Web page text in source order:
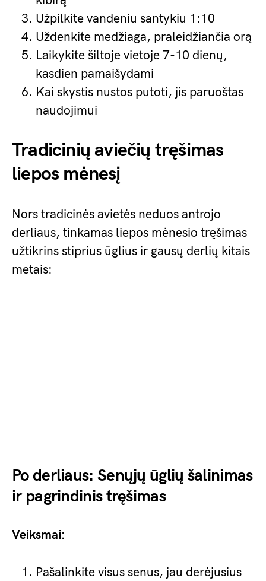
Užpilkite vandeniu santykiu 1:10
Uždenkite medžiaga, praleidžiančia orą
Laikykite šiltoje vietoje 7-10 dienų,
kasdien pamaišydami
Kai skystis nustos putoti, jis paruoštas
naudojimui
Tradicinių aviečių tręšimas
liepos mėnesį
Nors tradicinės avietės neduos antrojo
derliaus, tinkamas liepos mėnesio tręšimas
užtikrins stiprius ūglius ir gausų derlių kitais
metais:
Po derliaus: Senųjų ūglių šalinimas
ir pagrindinis tręšimas
Veiksmai:
Pašalinkite visus senus, jau derėjusius